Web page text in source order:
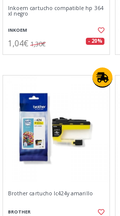
Inkoem cartucho compatible hp 364
xl negro
INKOEM
1,04€ 1,30€ - 20%
Brother cartucho lc424y amarillo
BROTHER